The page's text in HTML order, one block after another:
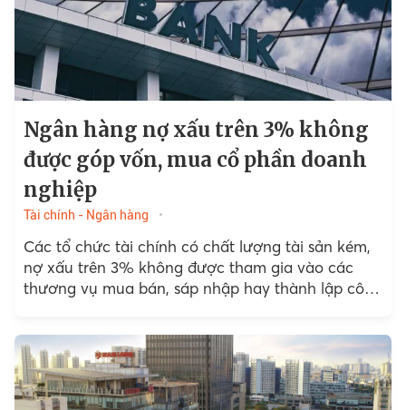
Ngân hàng nợ xấu trên 3% không
được góp vốn, mua cổ phần doanh
nghiệp
Tài chính - Ngân hàng
Các tổ chức tài chính có chất lượng tài sản kém,
nợ xấu trên 3% không được tham gia vào các
thương vụ mua bán, sáp nhập hay thành lập công